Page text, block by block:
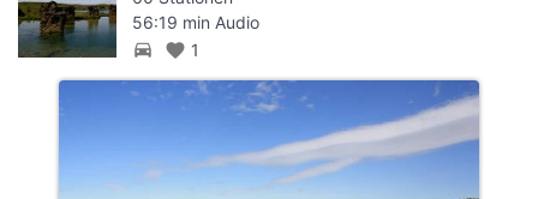
56:19 min Audio
directions_car favorite 1